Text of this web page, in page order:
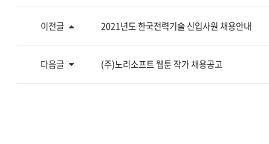
이전글 2021년도 한국전력기술 신입사원 채용안내
다음글 (주)노리소프트 웹툰 작가 채용공고